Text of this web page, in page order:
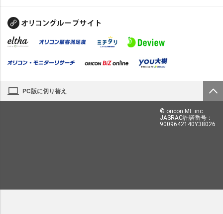
PC版に切り替え
© oricon ME inc.
JASRAC許諾番号：
9009642140Y38026